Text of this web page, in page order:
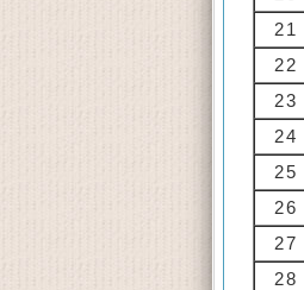
21
22
23
24
25
26
27
28